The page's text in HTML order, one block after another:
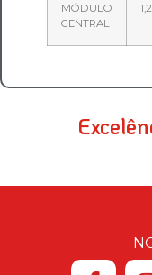
MÓDULO
CENTRAL